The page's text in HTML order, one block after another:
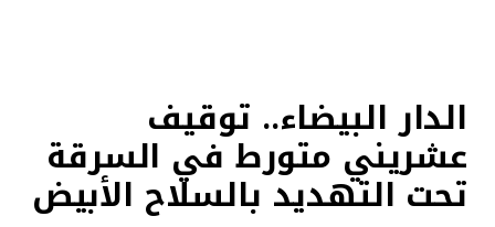
الدار البيضاء.. توقيف
عشريني متورط في السرقة
تحت التهديد بالسلاح الأبيض